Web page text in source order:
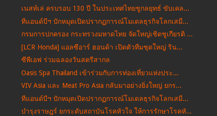
เนสท์เล่ ครบรอบ 130 ปี ในประเทศไทยชูกลยุทธ์ ขับเคล...
ทีแอนด์บีฯ ปักหมุดเปิดปรากฏการณ์โมเดลธุรกิจโลกเสมื...
กรมการปกครอง กระทรวงมหาดไทย จัดใหญ่เชิดชูเกียรติ ...
[LCR Honda] แอลซีอาร์ ฮอนด้า เปิดตัวทีมชุดใหญ่ ริน...
ซีพีเอฟ ร่วมฉลองวันสตรีสากล
Oasis Spa Thailand เข้าร่วมกับการท่องเที่ยวแห่งประ...
VIV Asia และ Meat Pro Asia กลับมาอย่างยิ่งใหญ่ ยกร...
ทีแอนด์บีฯ ปักหมุดเปิดปรากฏการณ์โมเดลธุรกิจโลกเสมื...
บำรุงราษฎร์ ยกระดับสถาบันโรคหัวใจ ให้การรักษาโรคหั...